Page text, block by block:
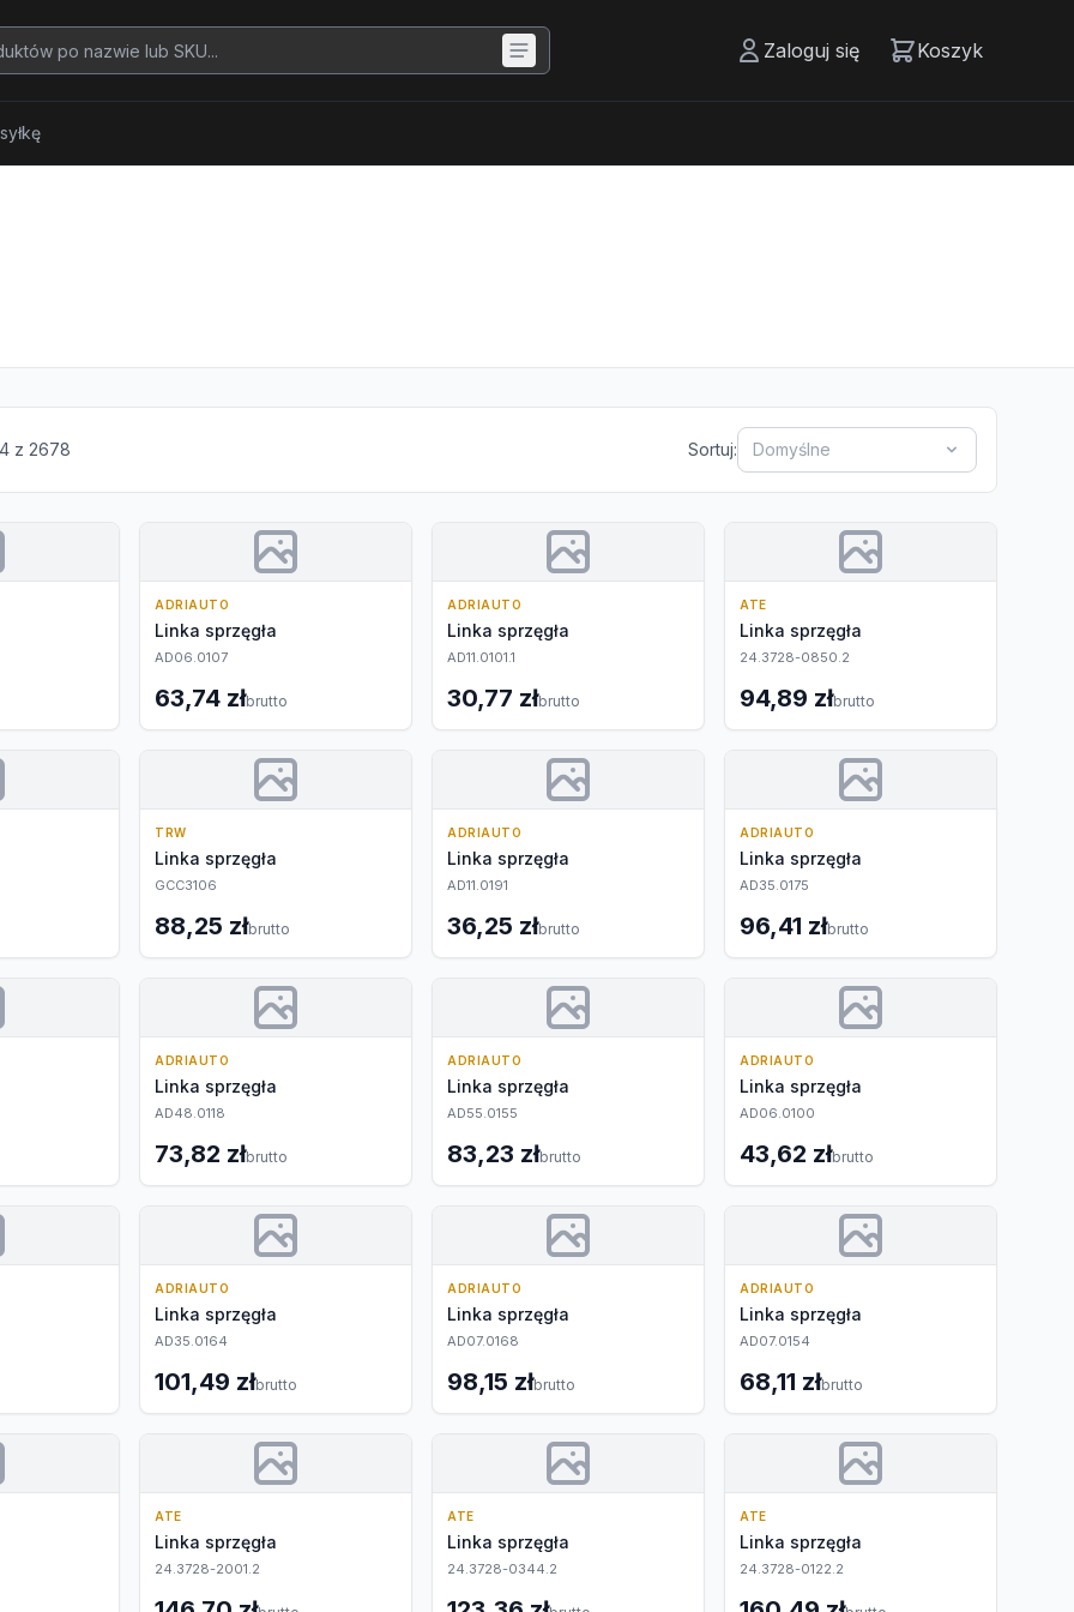
Zaloguj się Koszyk
z 2678 Sortuj: Domyślne
ADRIAUTO
Linka sprzęgła
AD06.0107
63,74 złbrutto
ADRIAUTO
Linka sprzęgła
AD11.0101.1
30,77 złbrutto
ATE
Linka sprzęgła
24.3728-0850.2
94,89 złbrutto
TRW
Linka sprzęgła
GCC3106
88,25 złbrutto
ADRIAUTO
Linka sprzęgła
AD11.0191
36,25 złbrutto
ADRIAUTO
Linka sprzęgła
AD35.0175
96,41 złbrutto
ADRIAUTO
Linka sprzęgła
AD48.0118
73,82 złbrutto
ADRIAUTO
Linka sprzęgła
AD55.0155
83,23 złbrutto
ADRIAUTO
Linka sprzęgła
AD06.0100
43,62 złbrutto
ADRIAUTO
Linka sprzęgła
AD35.0164
101,49 złbrutto
ADRIAUTO
Linka sprzęgła
AD07.0168
98,15 złbrutto
ADRIAUTO
Linka sprzęgła
AD07.0154
68,11 złbrutto
ATE
Linka sprzęgła
24.3728-2001.2
ATE
Linka sprzęgła
24.3728-0344.2
ATE
Linka sprzęgła
24.3728-0122.2